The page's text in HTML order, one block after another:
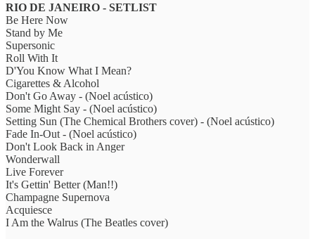
RIO DE JANEIRO - SETLIST
Be Here Now
Stand by Me
Supersonic
Roll With It
D'You Know What I Mean?
Cigarettes & Alcohol
Don't Go Away - (Noel acústico)
Some Might Say - (Noel acústico)
Setting Sun (The Chemical Brothers cover) - (Noel acústico)
Fade In-Out - (Noel acústico)
Don't Look Back in Anger
Wonderwall
Live Forever
It's Gettin' Better (Man!!)
Champagne Supernova
Acquiesce
I Am the Walrus (The Beatles cover)